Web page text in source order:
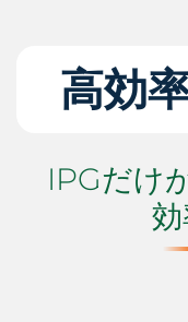
高効
IPGだけ